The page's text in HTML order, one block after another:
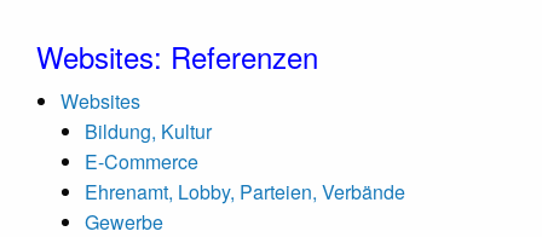
Websites: Referenzen
Websites
Bildung, Kultur
E-Commerce
Ehrenamt, Lobby, Parteien, Verbände
Gewerbe